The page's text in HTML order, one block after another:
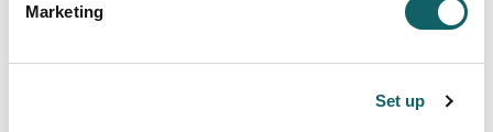
Marketing
Set up